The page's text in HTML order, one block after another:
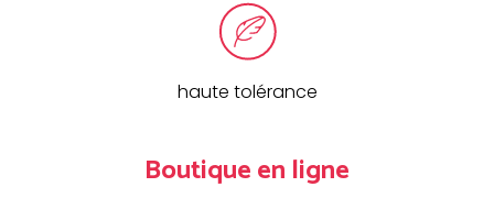
haute tolérance
Boutique en ligne